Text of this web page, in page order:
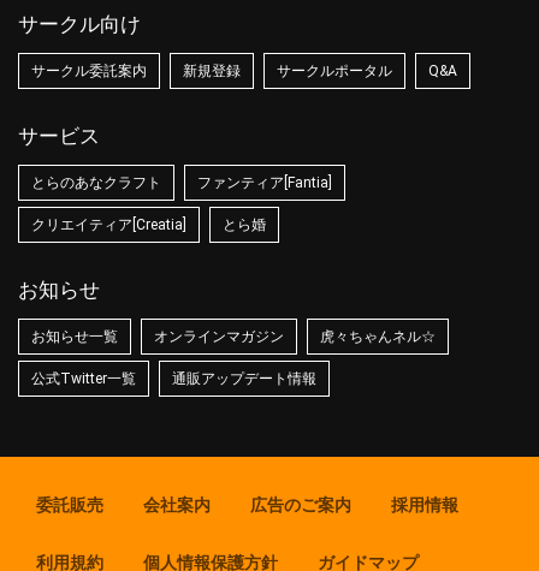
サークル向け
サークル委託案内 新規登録 サークルポータル Q&A
サービス
とらのあなクラフト ファンティア[Fantia]
クリエイティア[Creatia] とら婚
お知らせ
お知らせ一覧 オンラインマガジン 虎々ちゃんネル☆
公式Twitter一覧 通販アップデート情報
委託販売 会社案内 広告のご案内 採用情報
利用規約 個人情報保護方針 ガイドマップ